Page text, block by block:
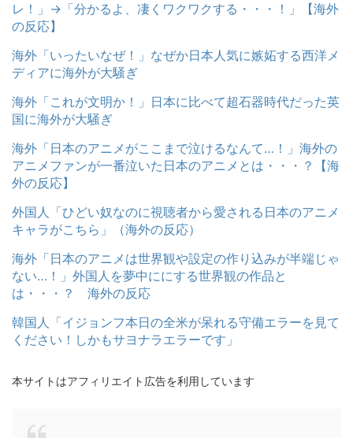
レ！」→「分かるよ、凄くワクワクする・・・！」【海外
の反応】
海外「いったいなぜ！」なぜか日本人気に嫉妬する西洋メ
ディアに海外が大騒ぎ
海外「これが文明か！」日本に比べて超石器時代だった英
国に海外が大騒ぎ
海外「日本のアニメがここまで泣けるなんて…！」海外の
アニメファンが一番泣いた日本のアニメとは・・・？【海
外の反応】
外国人「ひどい奴なのに視聴者から愛される日本のアニメ
キャラがこちら」（海外の反応）
海外「日本のアニメは世界観や設定の作り込みが半端じゃ
ない…！」外国人を夢中ににする世界観の作品と
は・・・？ 海外の反応
韓国人「イジョンフ本日の全米が呆れる守備エラーを見て
ください！しかもサヨナラエラーです」
本サイトはアフィリエイト広告を利用しています